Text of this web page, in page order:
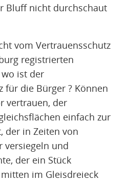
Bluff nicht durchschaut
vom Vertrauensschutz
registrierten
ist der
für die Bürger ? Können
vertrauen, der
einfach zur
der in Zeiten von
versiegeln und
der ein Stück
im Gleisdreieck